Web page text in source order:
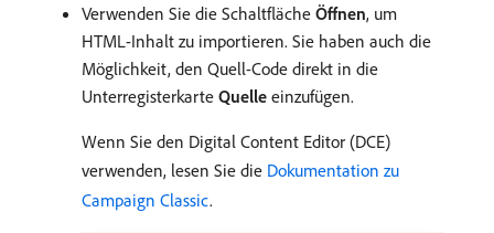
Verwenden Sie die Schaltfläche Öffnen, um
HTML-Inhalt zu importieren. Sie haben auch die
Möglichkeit, den Quell-Code direkt in die
Unterregisterkarte Quelle einzufügen.
Wenn Sie den Digital Content Editor (DCE)
verwenden, lesen Sie die Dokumentation zu
Campaign Classic.